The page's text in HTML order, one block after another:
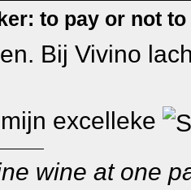
to pay or not to
Bij Vivino
excelleke
wine at one